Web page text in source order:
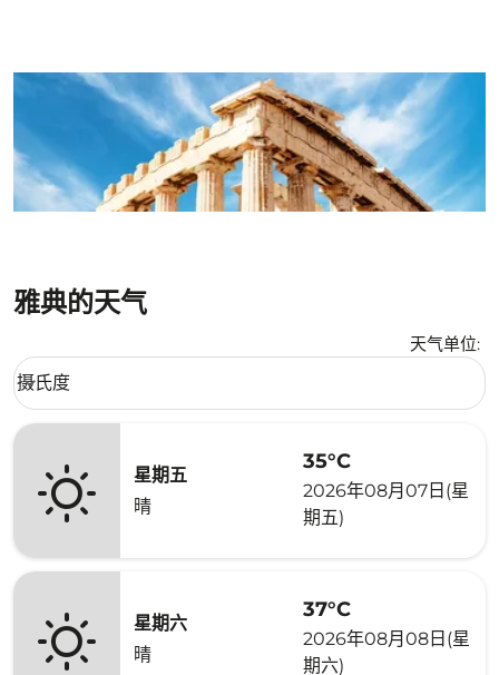
雅典的天气
天气单位:
Weather unit option 摄氏度 Selected
摄氏度
keyboard_arrow_down
星期五
晴
35°C
2026年08月07日(星
期五)
星期六
晴
37°C
2026年08月08日(星
期六)